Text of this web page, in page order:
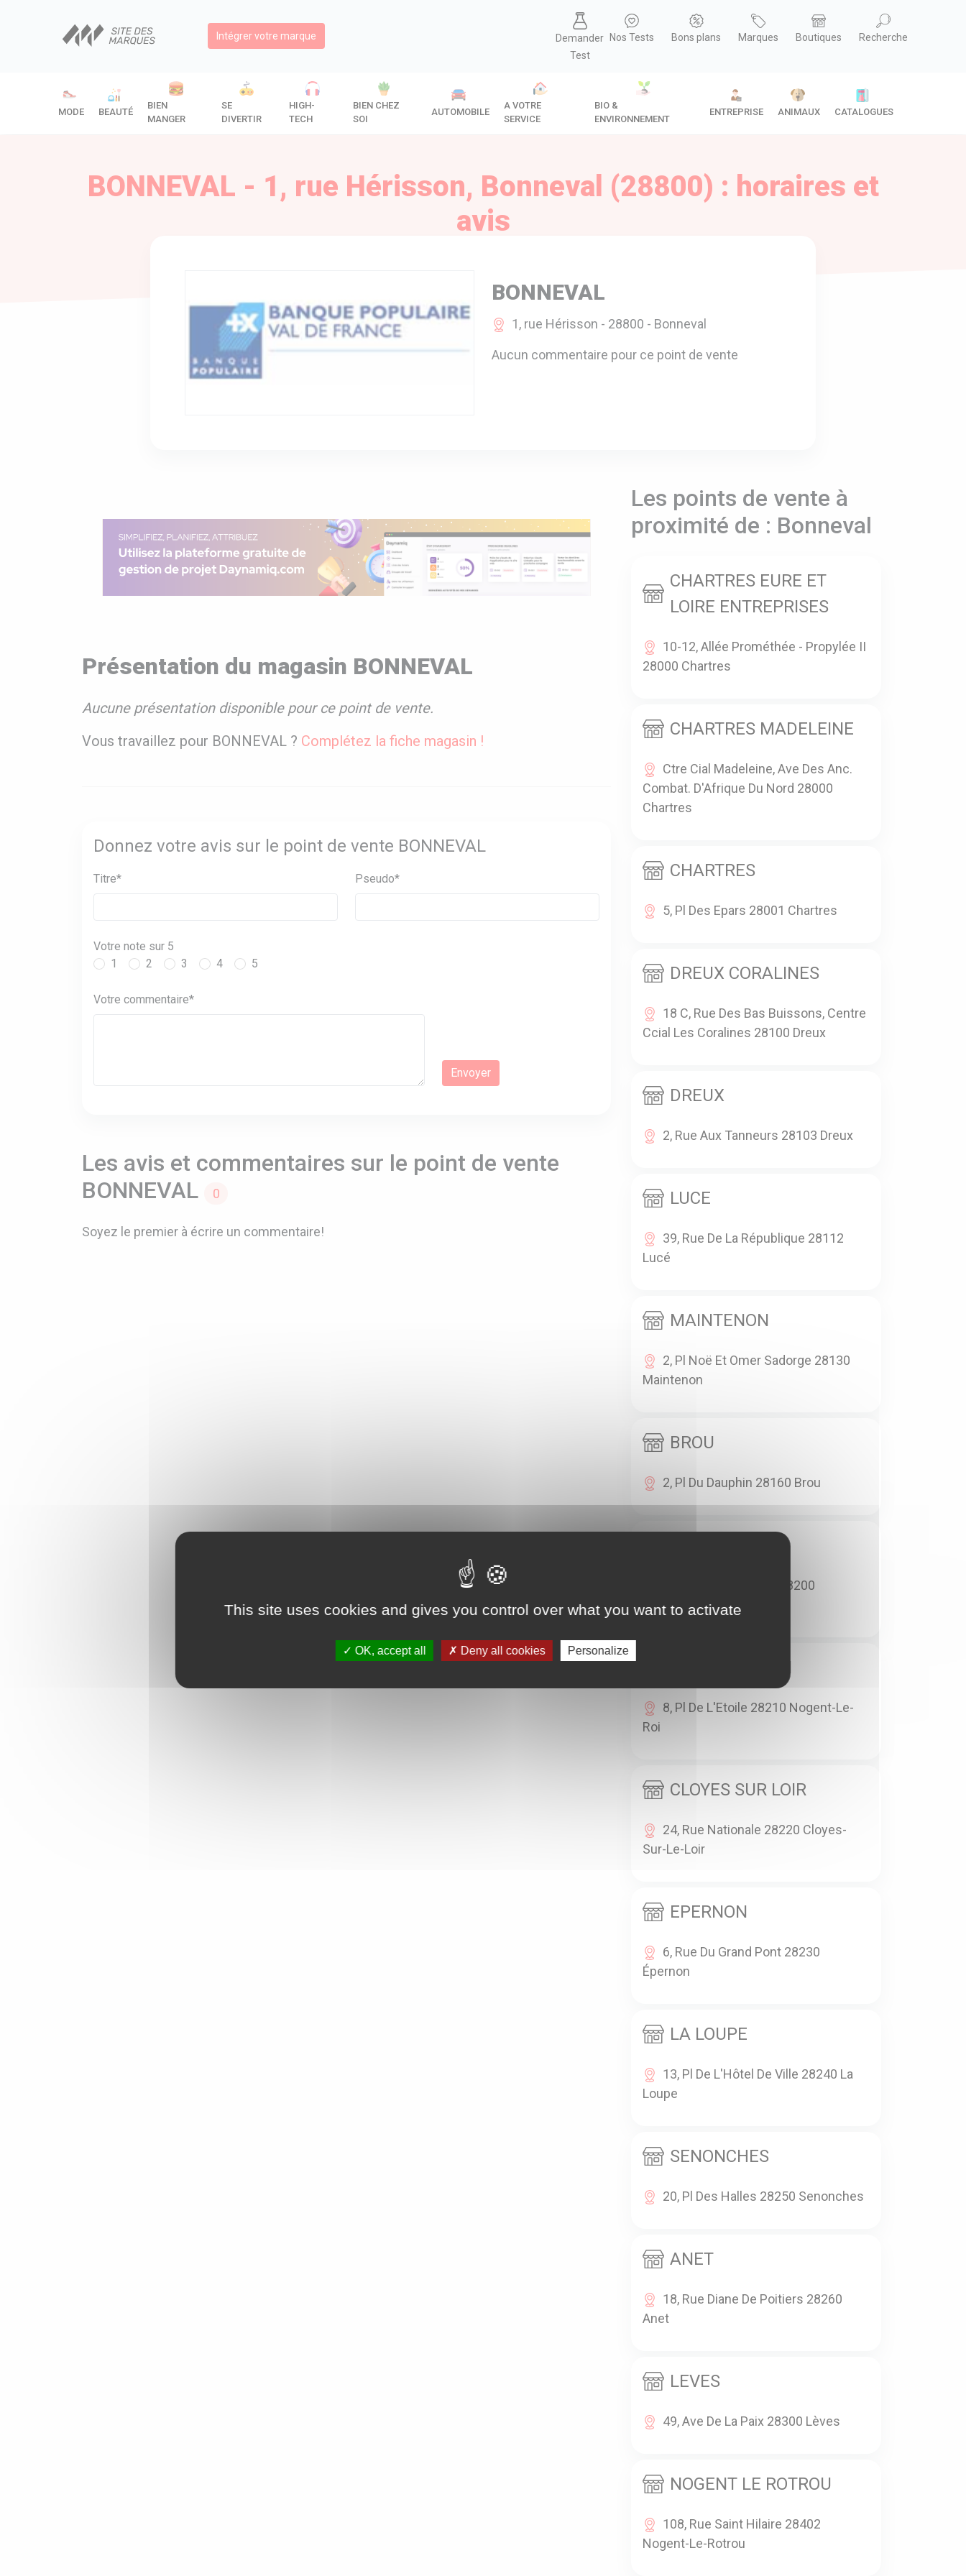
Intégrer votre marque
Demander
Test
Nos Tests Bons plans Marques Boutiques Recherche
MODE BEAUTÉ
BIEN
MANGER
SE
DIVERTIR
HIGH-
TECH
BIEN CHEZ
SOI
AUTOMOBILE
A VOTRE
SERVICE
BIO &
ENVIRONNEMENT
ENTREPRISE ANIMAUX CATALOGUES
BONNEVAL - 1, rue Hérisson, Bonneval (28800) : horaires et
avis
BONNEVAL
1, rue Hérisson - 28800 - Bonneval
Aucun commentaire pour ce point de vente
Présentation du magasin BONNEVAL
Aucune présentation disponible pour ce point de vente.
Vous travaillez pour BONNEVAL ? Complétez la fiche magasin !
Donnez votre avis sur le point de vente BONNEVAL
Titre* Pseudo*
Votre note sur 5
1
2 3 4 5
Votre commentaire*
Les avis et commentaires sur le point de vente
BONNEVAL
0
Soyez le premier à écrire un commentaire!
Les points de vente à
proximité de : Bonneval
CHARTRES EURE ET
LOIRE ENTREPRISES
10-12, Allée Prométhée - Propylée II
28000 Chartres
CHARTRES MADELEINE
Ctre Cial Madeleine, Ave Des Anc.
Combat. D'Afrique Du Nord 28000
Chartres
CHARTRES
5, Pl Des Epars 28001 Chartres
DREUX CORALINES
18 C, Rue Des Bas Buissons, Centre
Ccial Les Coralines 28100 Dreux
DREUX
2, Rue Aux Tanneurs 28103 Dreux
LUCE
39, Rue De La République 28112
Lucé
MAINTENON
2, Pl Noë Et Omer Sadorge 28130
Maintenon
BROU
2, Pl Du Dauphin 28160 Brou
18, Rue Jean Moulin 28200
Châteaudun
8, Pl De L'Etoile 28210 Nogent-Le-
Roi
CLOYES SUR LOIR
24, Rue Nationale 28220 Cloyes-
Sur-Le-Loir
EPERNON
6, Rue Du Grand Pont 28230
Épernon
LA LOUPE
13, Pl De L'Hôtel De Ville 28240 La
Loupe
SENONCHES
20, Pl Des Halles 28250 Senonches
ANET
18, Rue Diane De Poitiers 28260
Anet
LEVES
49, Ave De La Paix 28300 Lèves
NOGENT LE ROTROU
108, Rue Saint Hilaire 28402
Nogent-Le-Rotrou
This site uses cookies and gives you control over what you want to activate
OK, accept all Deny all cookies Personalize